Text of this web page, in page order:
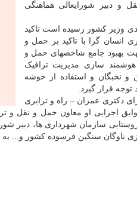
و دبیر شورایعالی هماهنگی
وزیر کشور رسیده است تاکید
انسان گرا با تاکید بر حمل و
بهبود جامع شاخصهای حمل و
سازی مدیریت ترافیک
نخبگان و استفاده از خوشه
توجه قرار گیرد.
دکتری عمران – راه و ترابری
اجرایی او معاون حمل و نقل و
سازمان شهرداری ها،
ناوگان سنگین فرسوده کشور و...